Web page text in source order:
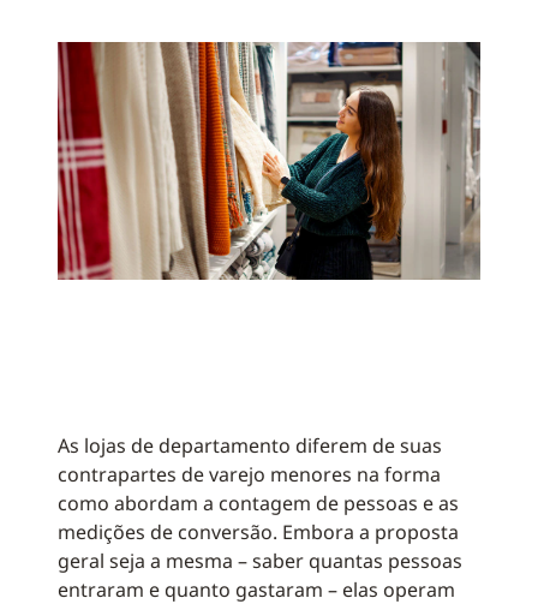
As lojas de departamento diferem de suas
contrapartes de varejo menores na forma
como abordam a contagem de pessoas e as
medições de conversão. Embora a proposta
geral seja a mesma – saber quantas pessoas
entraram e quanto gastaram – elas operam